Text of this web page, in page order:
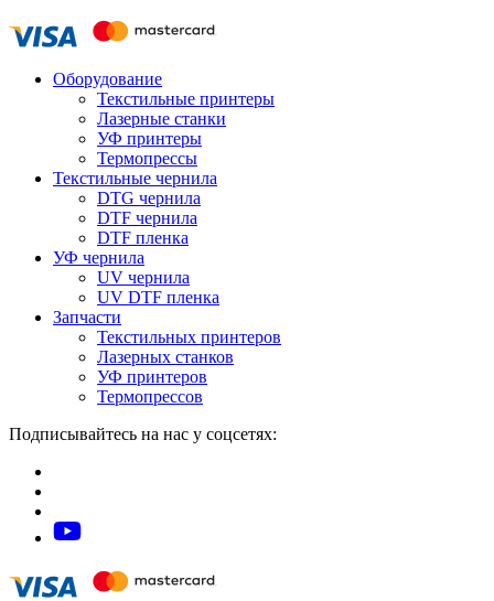
Оборудование
Текстильные принтеры
Лазерные станки
УФ принтеры
Термопрессы
Текстильные чернила
DTG чернила
DTF чернила
DTF пленка
УФ чернила
UV чернила
UV DTF пленка
Запчасти
Текстильных принтеров
Лазерных станков
УФ принтеров
Термопрессов
Подписывайтесь на нас у соцсетях: